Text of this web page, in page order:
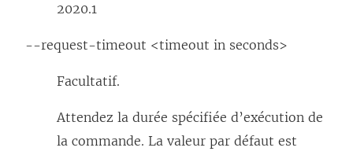
2020.1
--request-timeout <timeout in seconds>
Facultatif.
Attendez la durée spécifiée d’exécution de
la commande. La valeur par défaut est